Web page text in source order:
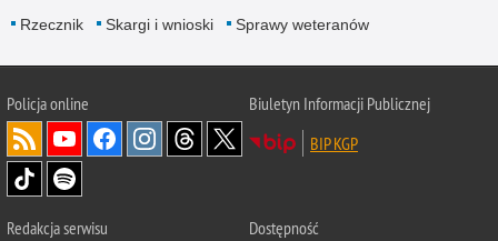
Rzecznik Skargi i wnioski Sprawy weteranów
Policjaonline
Biuletyn Informacji Publicznej
BIP KGP
Redakcja serwisu Dostępność